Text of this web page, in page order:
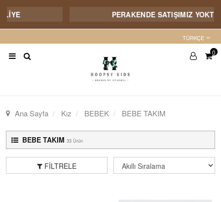
PERAKENDE SATIŞIMIZ YOKTUR
TÜRKÇE
0
Ana Sayfa Kız BEBEK BEBE TAKIM
BEBE TAKIM 33 Ürün
FILTRELE